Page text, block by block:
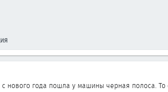
нового года пошла у машины черная полоса. То